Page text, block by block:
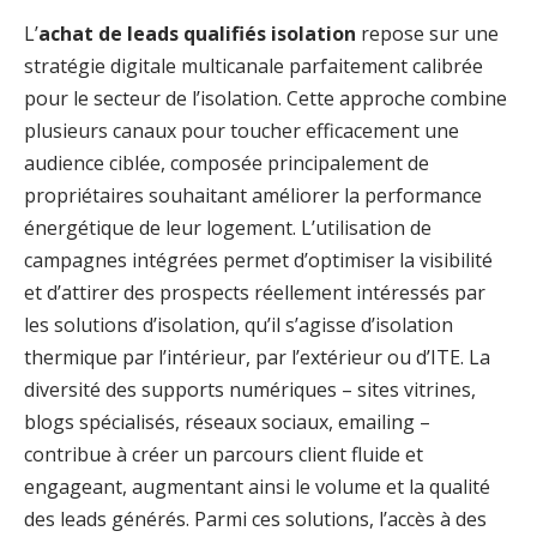
L’achat de leads qualifiés isolation repose sur une
stratégie digitale multicanale parfaitement calibrée
pour le secteur de l’isolation. Cette approche combine
plusieurs canaux pour toucher efficacement une
audience ciblée, composée principalement de
propriétaires souhaitant améliorer la performance
énergétique de leur logement. L’utilisation de
campagnes intégrées permet d’optimiser la visibilité
et d’attirer des prospects réellement intéressés par
les solutions d’isolation, qu’il s’agisse d’isolation
thermique par l’intérieur, par l’extérieur ou d’ITE. La
diversité des supports numériques – sites vitrines,
blogs spécialisés, réseaux sociaux, emailing –
contribue à créer un parcours client fluide et
engageant, augmentant ainsi le volume et la qualité
des leads générés. Parmi ces solutions, l’accès à des